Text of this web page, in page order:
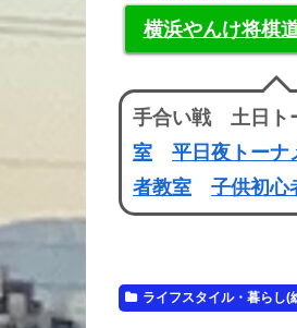
横浜やんけ将棋
手合い戦 土日ト
室
平日夜トーナ
者教室
子供初心
ライフスタイル・暮らし(